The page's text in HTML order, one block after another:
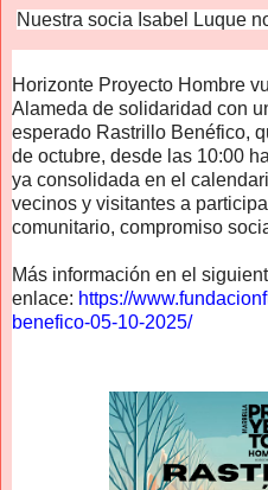
Nuestra socia Isabel Luque
Horizonte Proyecto Hombre
Alameda de solidaridad con
esperado Rastrillo Benéfico,
de octubre, desde las 10:00
ya consolidada en el
vecinos y visitantes a
comunitario, compromiso
Más información en el
enlace: https://
benefico-05-10-2025/